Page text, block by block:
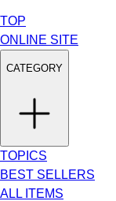
TOP
ONLINE SITE
CATEGORY
TOPICS
BEST SELLERS
ALL ITEMS